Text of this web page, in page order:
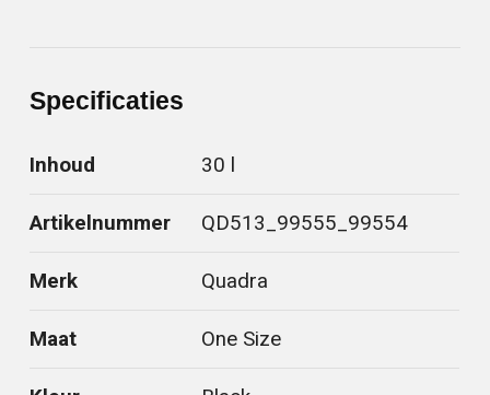
Specificaties
Inhoud 30 l
Artikelnummer QD513_99555_99554
Merk Quadra
Maat One Size